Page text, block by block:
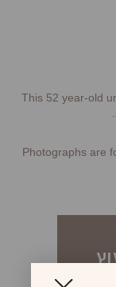
This 52 year-old
*Photographs are